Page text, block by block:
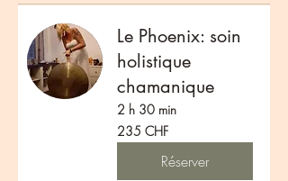
Le Phoenix: soin
holistique
chamanique
2 h 30 min
235
francs
suisses
235 CHF
Réserver